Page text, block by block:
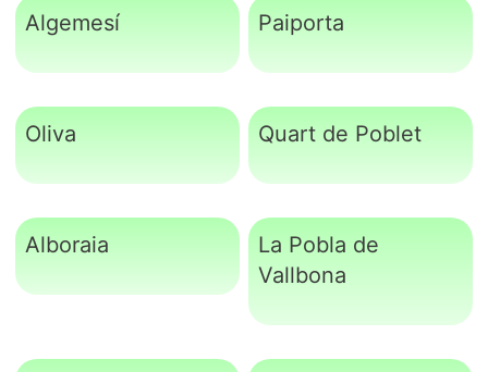
Algemesí Paiporta
Oliva Quart de Poblet
Alboraia
La Pobla de
Vallbona